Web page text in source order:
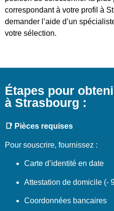
correspondant à votre profil à
demander l’aide d’un
votre sélection.
Étapes pour
à Strasbourg :
📑 Pièces requises
Pour souscrire, fournissez :
Carte d’identité en date
Attestation de domicile (-
Coordonnées bancaires